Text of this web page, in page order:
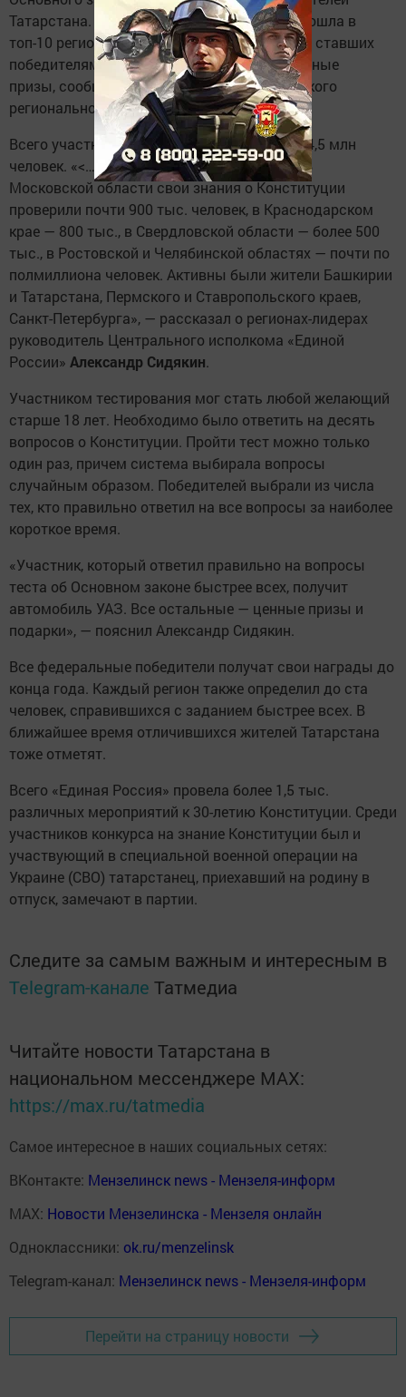
Татарстана. Благодаря этому республика вошла в
топ-10 регионов по числу конкурсантов. Сто ставших
победителями татарстанцев получат памятные
призы, сообщает пресс-служба Татарстанского
регионального отделения «Единой России».
Всего участниками конкурса стали почти 14,5 млн
человек. «<…> очень внушительная цифра. В
Московской области свои знания о Конституции
проверили почти 900 тыс. человек, в Краснодарском
крае — 800 тыс., в Свердловской области — более 500
тыс., в Ростовской и Челябинской областях — почти по
полмиллиона человек. Активны были жители Башкирии
и Татарстана, Пермского и Ставропольского краев,
Санкт-Петербурга», — рассказал о регионах-лидерах
руководитель Центрального исполкома «Единой
России» Александр Сидякин.
Участником тестирования мог стать любой желающий
старше 18 лет. Необходимо было ответить на десять
вопросов о Конституции. Пройти тест можно только
один раз, причем система выбирала вопросы
случайным образом. Победителей выбрали из числа
тех, кто правильно ответил на все вопросы за наиболее
короткое время.
«Участник, который ответил правильно на вопросы
теста об Основном законе быстрее всех, получит
автомобиль УАЗ. Все остальные — ценные призы и
подарки», — пояснил Александр Сидякин.
Все федеральные победители получат свои награды до
конца года. Каждый регион также определил до ста
человек, справившихся с заданием быстрее всех. В
ближайшее время отличившихся жителей Татарстана
тоже отметят.
Всего «Единая Россия» провела более 1,5 тыс.
различных мероприятий к 30-летию Конституции. Среди
участников конкурса на знание Конституции был и
участвующий в специальной военной операции на
Украине (СВО) татарстанец, приехавший на родину в
отпуск, замечают в партии.
Следите за самым важным и интересным в
Telegram-канале Татмедиа
Читайте новости Татарстана в
национальном мессенджере MАХ:
https://max.ru/tatmedia
Самое интересное в наших социальных сетях:
ВКонтакте: Мензелинск news - Мензеля-информ
MAX: Новости Мензелинска - Мензеля онлайн
Одноклассники: ok.ru/menzelinsk
Telegram-канал: Мензелинск news - Мензеля-информ
Перейти на страницу новости